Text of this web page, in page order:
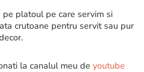
platoul pe care servim si
crutoane pentru servit sau pur
la canalul meu de youtube